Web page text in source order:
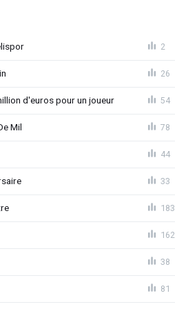
2
26
d'euros pour un joueur 54
Mil 78
44
33
183
162
38
81